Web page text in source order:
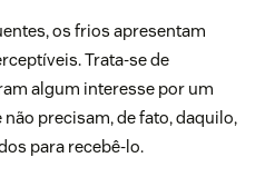
os frios apresentam
Trata-se de
algum interesse por um
precisam, de fato, daquilo,
para recebê-lo.